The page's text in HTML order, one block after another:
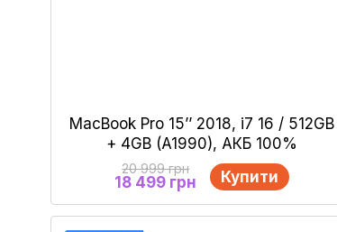
MacBook Pro 15’’ 2018, i7 16 / 512GB
+ 4GB (A1990), АКБ 100%
20 999 грн
18 499 грн Купити